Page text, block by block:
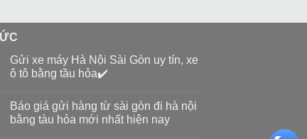
Gửi xe máy Hà Nội Sài Gòn uy tín, xe
ô tô bằng tầu hỏa✔️
Báo giá gửi hàng từ sài gòn đi hà nội
bằng tàu hỏa mới nhất hiện nay